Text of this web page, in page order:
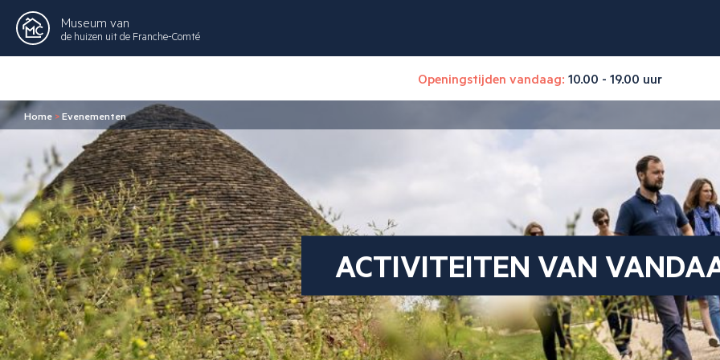
Museum van
de huizen uit de Franche-Comté
Openingstijden vandaag: 10.00 - 19.00 uur
Home >Evenementen
ACTIVITEITEN VAN